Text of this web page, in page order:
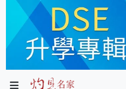
政局